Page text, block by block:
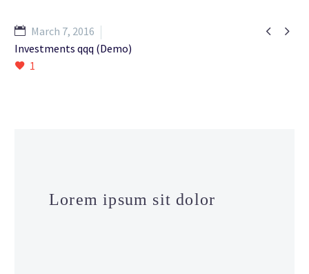
 
March 7, 2016
Investments qqq (Demo)
1
Lorem ipsum sit dolor